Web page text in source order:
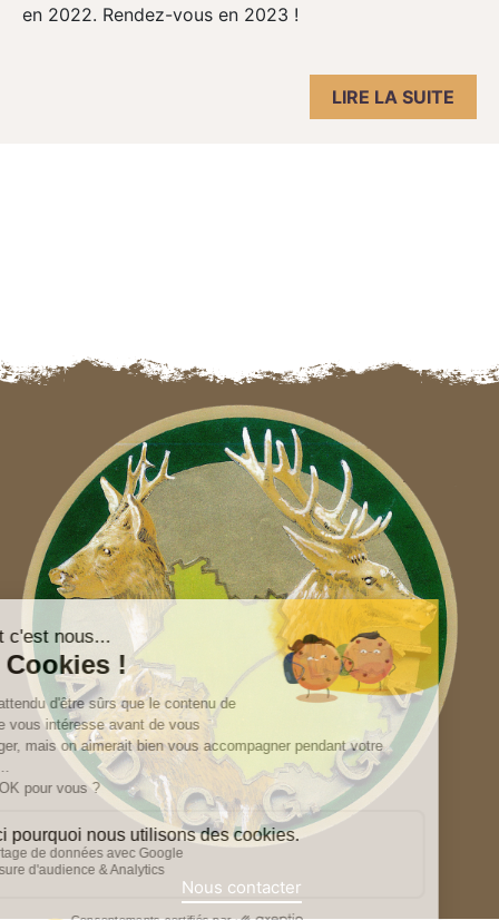
en 2022. Rendez-vous en 2023 !
LIRE LA SUITE
Nous contacter